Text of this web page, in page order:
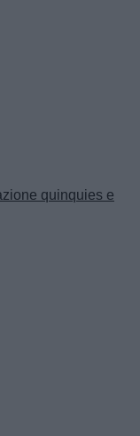
quinquies e